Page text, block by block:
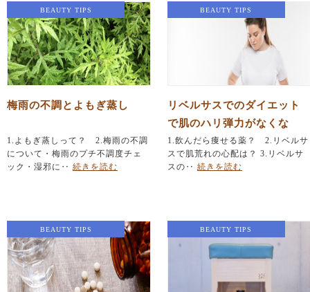
BEAUTY TIPS
梅雨の不調とよもぎ蒸し
1.よもぎ蒸しって？ 2.梅雨の不調
について・梅雨のプチ不調度チェ
ック・湿邪に‥ 続きを読む
BEAUTY TIPS
リベルサスでのダイエット
で肌のハリ弾力がなくな
る！？
1.飲んだら痩せる薬？ 2.リベルサ
スで肌荒れの心配は？ 3.リベルサ
スの‥ 続きを読む
BEAUTY TIPS BEAUTY TIPS